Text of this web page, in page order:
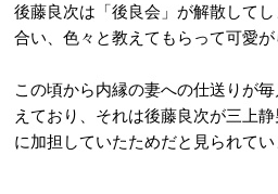
後藤良次は「後良会」が解散して
合い、色々と教えてもらって可愛が
この頃から内縁の妻への仕送りが
えており、それは後藤良次が三上
に加担していたためだと見られてい